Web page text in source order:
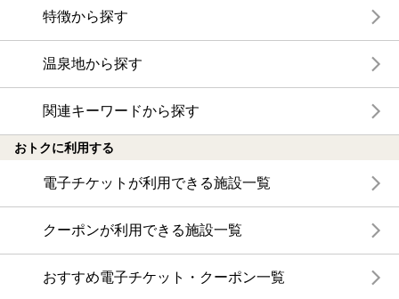
特徴から探す
温泉地から探す
関連キーワードから探す
おトクに利用する
電子チケットが利用できる施設一覧
クーポンが利用できる施設一覧
おすすめ電子チケット・クーポン一覧